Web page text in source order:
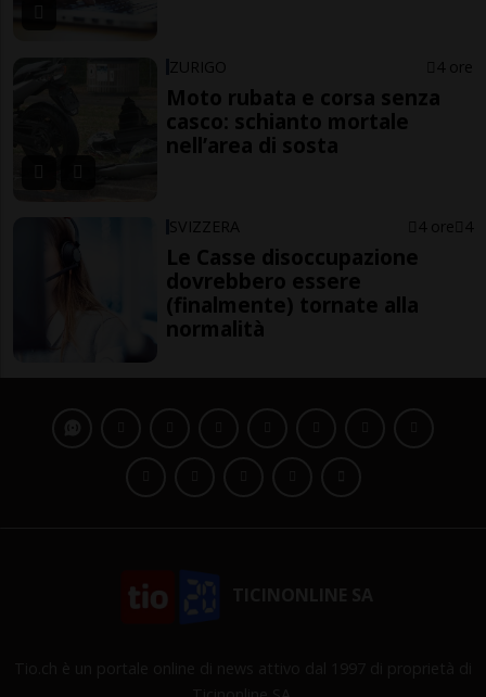
ZURIGO 4 ore
Moto rubata e corsa senza
casco: schianto mortale
nell’area di sosta
SVIZZERA 4 ore 4
Le Casse disoccupazione
dovrebbero essere
(finalmente) tornate alla
normalità